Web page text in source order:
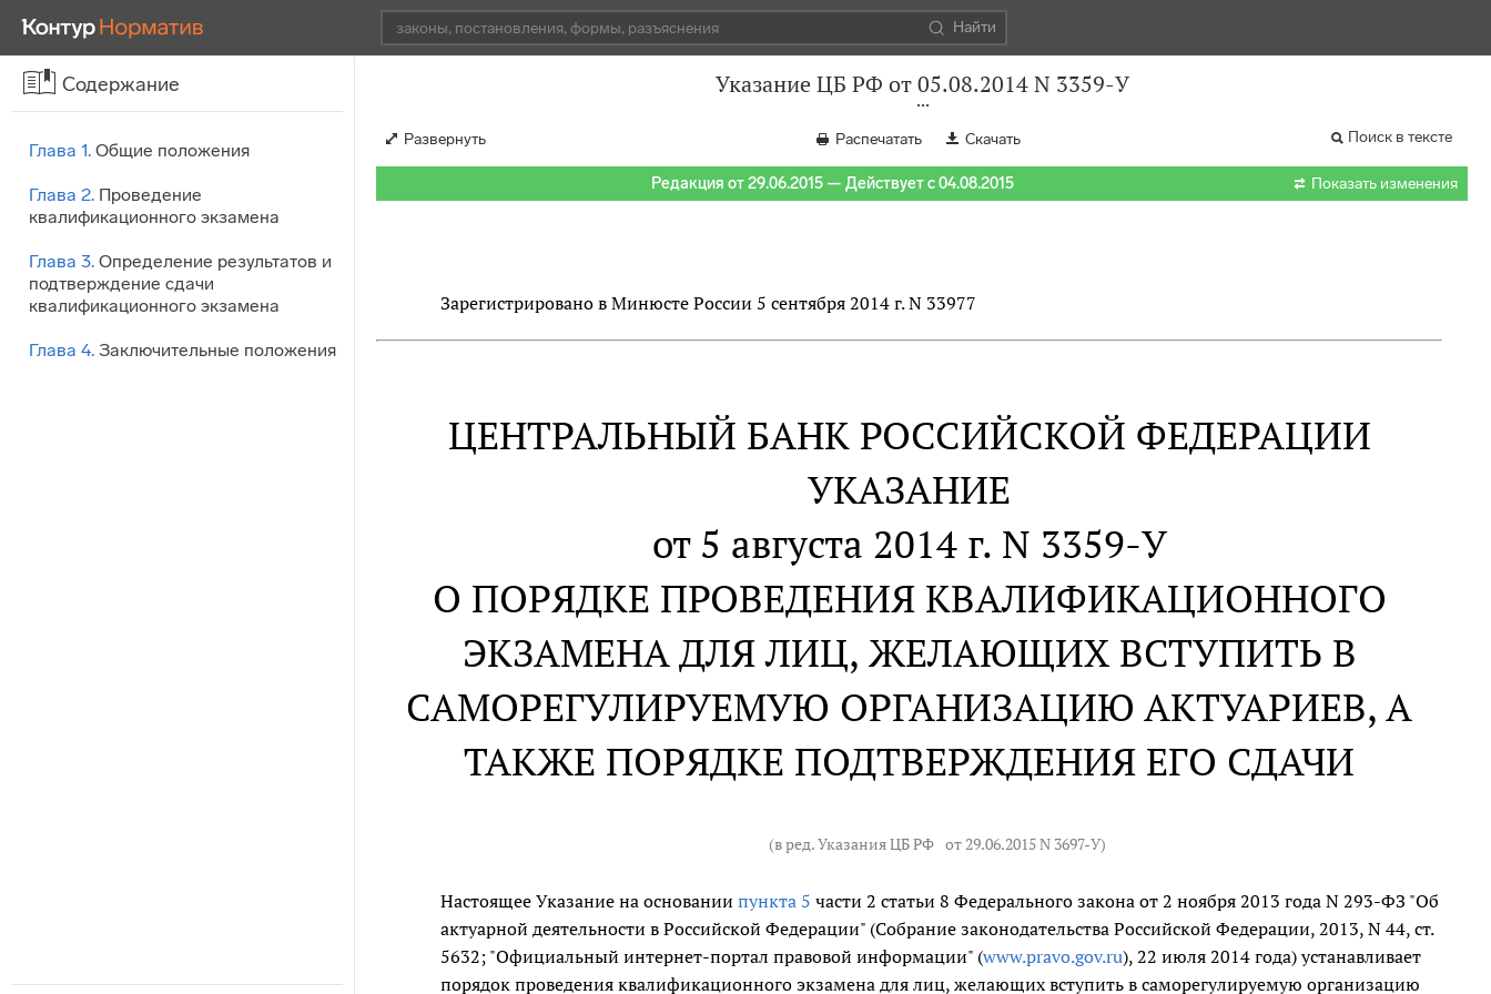
Найти
Содержание
Глава 1. Общие положения
Глава 2. Проведение
квалификационного экзамена
Глава 3. Определение результатов и
подтверждение сдачи
квалификационного экзамена
Глава 4. Заключительные положения
Указание ЦБ РФ от 05.08.2014 N 3359-У
Развернуть Распечатать Скачать Поиск в тексте
Редакция от 29.06.2015 — Действует с 04.08.2015  Показать изменения
Зарегистрировано в Минюсте России 5 сентября 2014 г. N 33977
ЦЕНТРАЛЬНЫЙ БАНК РОССИЙСКОЙ ФЕДЕРАЦИИ
УКАЗАНИЕ
от 5 августа 2014 г. N 3359-У
О ПОРЯДКЕ ПРОВЕДЕНИЯ КВАЛИФИКАЦИОННОГО
ЭКЗАМЕНА ДЛЯ ЛИЦ, ЖЕЛАЮЩИХ ВСТУПИТЬ В
САМОРЕГУЛИРУЕМУЮ ОРГАНИЗАЦИЮ АКТУАРИЕВ, А
ТАКЖЕ ПОРЯДКЕ ПОДТВЕРЖДЕНИЯ ЕГО СДАЧИ
(в ред. Указания ЦБ РФ от 29.06.2015 N 3697-У)
Настоящее Указание на основании пункта 5 части 2 статьи 8 Федерального закона от 2 ноября 2013 года N 293-ФЗ "Об
актуарной деятельности в Российской Федерации" (Собрание законодательства Российской Федерации, 2013, N 44, ст.
5632; "Официальный интернет-портал правовой информации" (www.pravo.gov.ru), 22 июля 2014 года) устанавливает
порядок проведения квалификационного экзамена для лиц, желающих вступить в саморегулируемую организацию